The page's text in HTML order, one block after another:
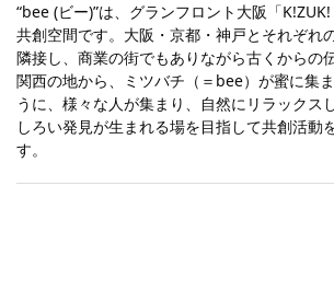
“bee (ビー)”は、グランフロント大阪「
共創空間です。大阪・京都・神戸とそれぞれ
隣接し、商業の街でもありながら古くからの
関西の地から、ミツバチ（＝bee）が蜜に集
うに、様々な人が集まり、自然にリラックス
しろい発見が生まれる場を目指して共創活動
す。